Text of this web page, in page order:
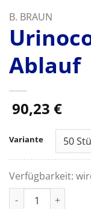
B. BRAUN
Ablauf
90,23 €
Variante
Verfügbarkeit: